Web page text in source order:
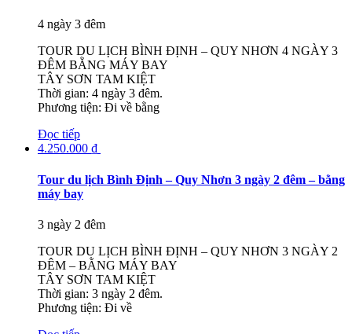
4 ngày 3 đêm
TOUR DU LỊCH BÌNH ĐỊNH – QUY NHƠN 4 NGÀY 3
ĐÊM BẰNG MÁY BAY
TÂY SƠN TAM KIỆT
Thời gian: 4 ngày 3 đêm.
Phương tiện: Đi về bằng
Đọc tiếp
4.250.000 ₫
Tour du lịch Bình Định – Quy Nhơn 3 ngày 2 đêm – bằng
máy bay
3 ngày 2 đêm
TOUR DU LỊCH BÌNH ĐỊNH – QUY NHƠN 3 NGÀY 2
ĐÊM – BẰNG MÁY BAY
TÂY SƠN TAM KIỆT
Thời gian: 3 ngày 2 đêm.
Phương tiện: Đi về